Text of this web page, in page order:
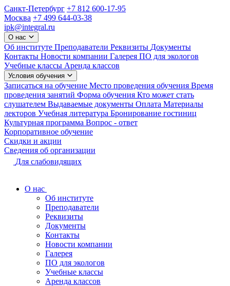
Санкт-Петербург +7 812 600-17-95
Москва +7 499 644-03-38
ipk@integral.ru
О нас
Об институте Преподаватели Реквизиты Документы
Контакты Новости компании Галерея ПО для экологов
Учебные классы Аренда классов
Условия обучения
Записаться на обучение Место проведения обучения Время
проведения занятий Форма обучения Кто может стать
слушателем Выдаваемые документы Оплата Материалы
лекторов Учебная литература Бронирование гостиниц
Культурная программа Вопрос - ответ
Корпоративное обучение
Скидки и акции
Сведения об организации
Для слабовидящих
О нас
Об институте
Преподаватели
Реквизиты
Документы
Контакты
Новости компании
Галерея
ПО для экологов
Учебные классы
Аренда классов